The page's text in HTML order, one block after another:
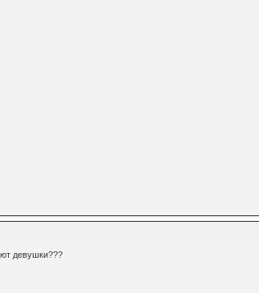
девушки???